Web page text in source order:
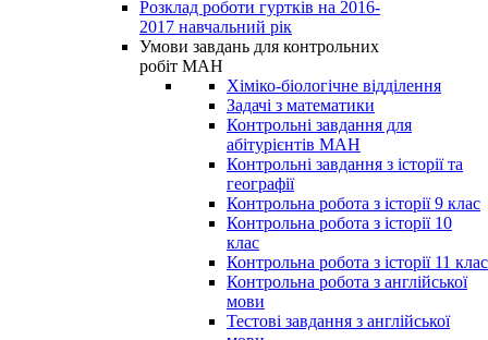
Розклад роботи гуртків на 2016-
2017 навчальний рік
Умови завдань для контрольних
робіт МАН
Хіміко-біологічне відділення
Задачі з математики
Контрольні завдання для
абітурієнтів МАН
Контрольні завдання з історії та
географії
Контрольна робота з історії 9 клас
Контрольна робота з історії 10
клас
Контрольна робота з історії 11 клас
Контрольна робота з англійської
мови
Тестові завдання з англійської